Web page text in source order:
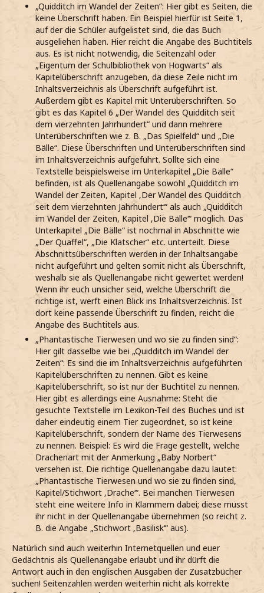
„Quidditch im Wandel der Zeiten“: Hier gibt es Seiten, die
keine Überschrift haben. Ein Beispiel hierfür ist Seite 1,
auf der die Schüler aufgelistet sind, die das Buch
ausgeliehen haben. Hier reicht die Angabe des Buchtitels
aus. Es ist nicht notwendig, die Seitenzahl oder
„Eigentum der Schulbibliothek von Hogwarts“ als
Kapitelüberschrift anzugeben, da diese Zeile nicht im
Inhaltsverzeichnis als Überschrift aufgeführt ist.
Außerdem gibt es Kapitel mit Unterüberschriften. So
gibt es das Kapitel 6 „Der Wandel des Quidditch seit
dem vierzehnten Jahrhundert“ und dann mehrere
Unterüberschriften wie z. B. „Das Spielfeld“ und „Die
Bälle“. Diese Überschriften und Unterüberschriften sind
im Inhaltsverzeichnis aufgeführt. Sollte sich eine
Textstelle beispielsweise im Unterkapitel „Die Bälle“
befinden, ist als Quellenangabe sowohl „Quidditch im
Wandel der Zeiten, Kapitel ‚Der Wandel des Quidditch
seit dem vierzehnten Jahrhundert‘“ als auch „Quidditch
im Wandel der Zeiten, Kapitel ‚Die Bälle‘“ möglich. Das
Unterkapitel „Die Bälle“ ist nochmal in Abschnitte wie
„Der Quaffel“, „Die Klatscher“ etc. unterteilt. Diese
Abschnittsüberschriften werden in der Inhaltsangabe
nicht aufgeführt und gelten somit nicht als Überschrift,
weshalb sie als Quellenangabe nicht gewertet werden!
Wenn ihr euch unsicher seid, welche Überschrift die
richtige ist, werft einen Blick ins Inhaltsverzeichnis. Ist
dort keine passende Überschrift zu finden, reicht die
Angabe des Buchtitels aus.
„Phantastische Tierwesen und wo sie zu finden sind“:
Hier gilt dasselbe wie bei „Quidditch im Wandel der
Zeiten“: Es sind die im Inhaltsverzeichnis aufgeführten
Kapitelüberschriften zu nennen. Gibt es keine
Kapitelüberschrift, so ist nur der Buchtitel zu nennen.
Hier gibt es allerdings eine Ausnahme: Steht die
gesuchte Textstelle im Lexikon-Teil des Buches und ist
daher eindeutig einem Tier zugeordnet, so ist keine
Kapitelüberschrift, sondern der Name des Tierwesens
zu nennen. Beispiel: Es wird die Frage gestellt, welche
Drachenart mit der Anmerkung „Baby Norbert“
versehen ist. Die richtige Quellenangabe dazu lautet:
„Phantastische Tierwesen und wo sie zu finden sind,
Kapitel/Stichwort ‚Drache‘“. Bei manchen Tierwesen
steht eine weitere Info in Klammern dabei; diese müsst
ihr nicht in der Quellenangabe übernehmen (so reicht z.
B. die Angabe „Stichwort ‚Basilisk‘“ aus).
Natürlich sind auch weiterhin Internetquellen und euer
Gedächtnis als Quellenangabe erlaubt und ihr dürft die
Antwort auch in den englischen Ausgaben der Zusatzbücher
suchen! Seitenzahlen werden weiterhin nicht als korrekte